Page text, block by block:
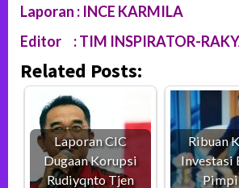
Laporan : INCE KARMILA
Editor : TIM INSPIRATOR-
Related Posts:
Laporan CIC
Dugaan Korupsi
Rudiyqnto Tjen
Ribuan
Investasi